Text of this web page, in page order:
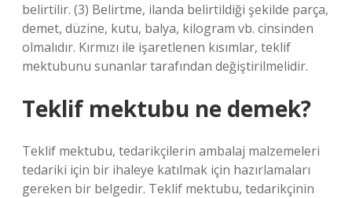
belirtilir. (3) Belirtme, ilanda belirtildiği şekilde parça,
demet, düzine, kutu, balya, kilogram vb. cinsinden
olmalıdır. Kırmızı ile işaretlenen kısımlar, teklif
mektubunu sunanlar tarafından değiştirilmelidir.
Teklif mektubu ne demek?
Teklif mektubu, tedarikçilerin ambalaj malzemeleri
tedariki için bir ihaleye katılmak için hazırlamaları
gereken bir belgedir. Teklif mektubu, tedarikçinin